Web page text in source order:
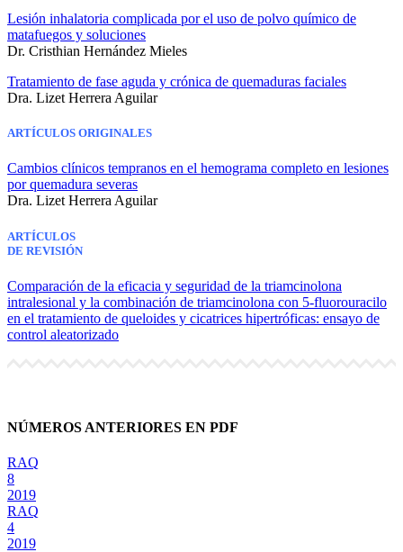
Lesión inhalatoria complicada por el uso de polvo químico de
matafuegos y soluciones
Dr. Cristhian Hernández Mieles
Tratamiento de fase aguda y crónica de quemaduras faciales
Dra. Lizet Herrera Aguilar
ARTÍCULOS ORIGINALES
Cambios clínicos tempranos en el hemograma completo en lesiones
por quemadura severas
Dra. Lizet Herrera Aguilar
ARTÍCULOS
DE REVISIÓN
Comparación de la eficacia y seguridad de la triamcinolona
intralesional y la combinación de triamcinolona con 5-fluorouracilo
en el tratamiento de queloides y cicatrices hipertróficas: ensayo de
control aleatorizado
NÚMEROS ANTERIORES EN PDF
RAQ
8
2019
RAQ
4
2019